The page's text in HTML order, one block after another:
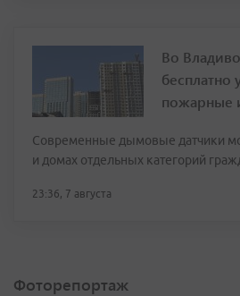
Во
бесплатно
пожарные
Современные дымовые датчики
и домах отдельных категорий
23:36, 7 августа
Фоторепортаж